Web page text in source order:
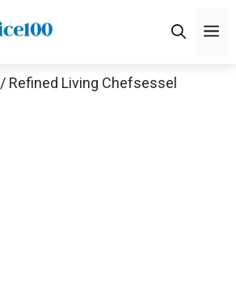
/ Refined Living Chefsessel